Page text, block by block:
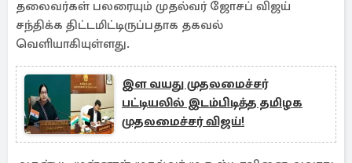
தலைவர்கள் பலரையும் முதல்வர் ஜோசப் விஜய்
சந்திக்க திட்டமிட்டிருப்பதாக தகவல்
வெளியாகியுள்ளது.
இள வயது முதலமைச்சர்
பட்டியலில் இடம்பிடித்த தமிழக
முதலமைச்சர் விஜய்!